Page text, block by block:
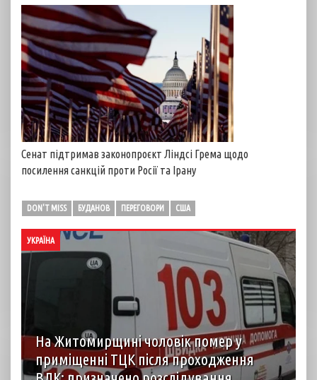
Сенат підтримав законопроєкт Ліндсі Грема щодо
посилення санкцій проти Росії та Ірану
DON'T MISS БУДАНОВ ПЕРЕГОВОРИ США
УКРАЇНА
На Житомирщині чоловік помер у
приміщенні ТЦК після проходження